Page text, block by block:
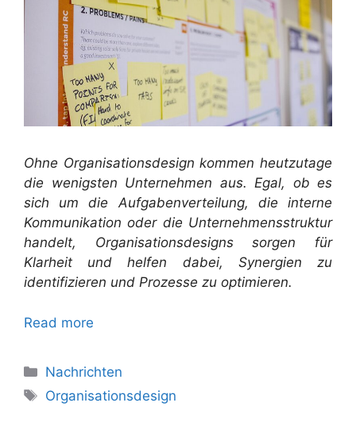
Ohne Organisationsdesign kommen heutzutage
die wenigsten Unternehmen aus. Egal, ob es
sich um die Aufgabenverteilung, die interne
Kommunikation oder die Unternehmensstruktur
handelt, Organisationsdesigns sorgen für
Klarheit und helfen dabei, Synergien zu
identifizieren und Prozesse zu optimieren.
Read more
Nachrichten
Organisationsdesign